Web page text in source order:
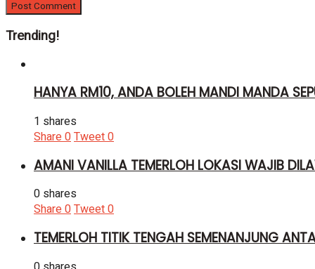
Trending!
HANYA RM10, ANDA BOLEH MANDI MANDA
1 shares
Share0Tweet0
AMANI VANILLA TEMERLOH LOKASI WAJIB
0 shares
Share0Tweet0
TEMERLOH TITIK TENGAH SEMENANJUNG